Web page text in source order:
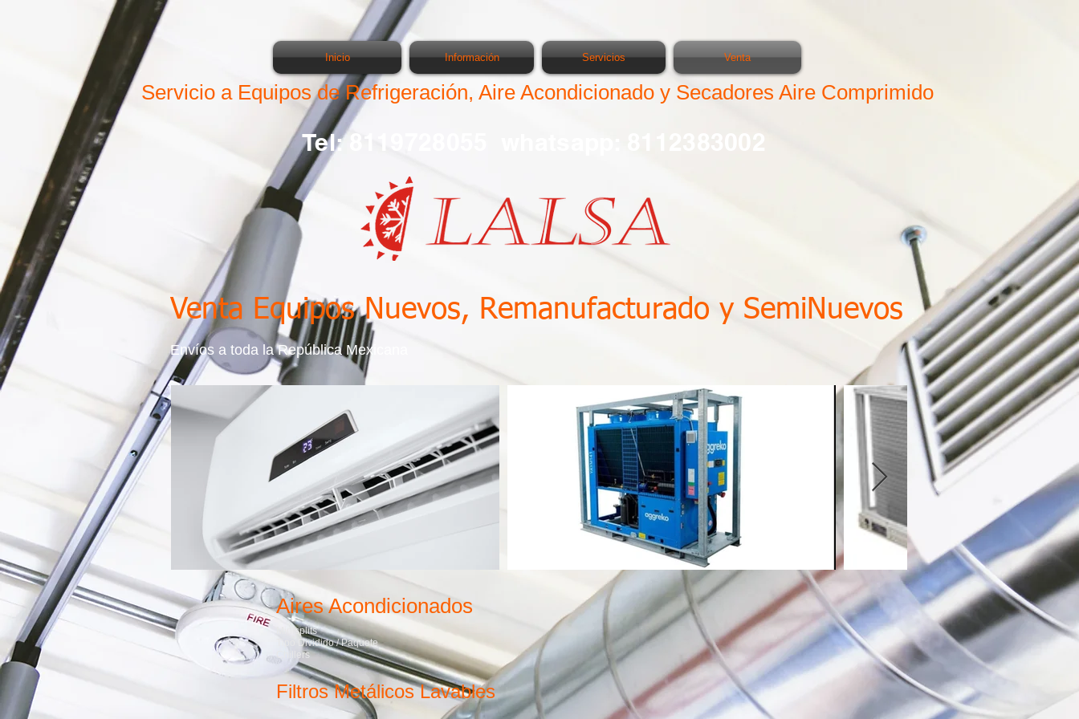
Inicio Información Servicios Venta
Servicio a Equipos de Refrigeración, Aire Acondicionado y Secadores Aire Comprimido
Tel: 8119728055 whatsapp: 8112383002
Venta Equipos Nuevos, Remanufacturado y SemiNuevos
Envíos a toda la República Mexicana
Aires Acondicionados
Minisplits
Tipo Dividido / Paquete
Chillers
Filtros Metálicos Lavables